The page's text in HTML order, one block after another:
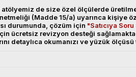
atölyemiz de size özel ölçülerde
(Madde 15/a) uyarınca kişiye
durumunda, çözüm için "Satıcıya Soru
ücretsiz revizyon desteği
detaylıca okumanızı ve yüzük